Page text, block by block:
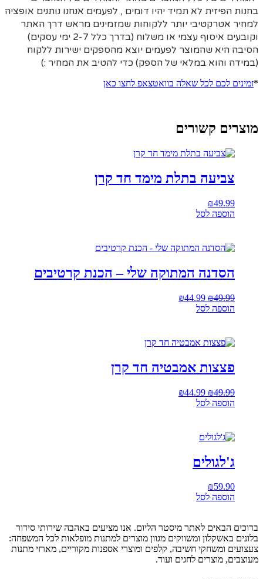
בחנות הפיזית לא תמיד יהיו דומים , לפעמים אנחנו נותנים אופציה
למחיר אטרקטיבי יותר ללקוחות שמזמינים מראש דרך האתר
וקובעים איסוף עצמי או משלוח (בדרך כלל 2-7 ימי עסקים)
הסיבה היא שהמוצר לפעמים יוצא מהספקים ישירות ללקוח
(במידה והוא במלאי של הספק) כדי להטיב את המחיר :)
*זמינים לכם לכל שאלה בוואטצאפ לחצו כאן
מוצרים קשורים
צביעה בתלת מימד חד קרן
₪49.99
הוספה לסל
הסדנה המתוקה שלי – הכנת קרטיבים
₪49.99
המחיר
המקורי
₪44.99
הוספה לסל
פצצות אמבטיה חד קרן
₪49.99
המחיר
המקורי
₪44.99
הוספה לסל
ג'לגולים
₪59.90
הוספה לסל
ברוכים הבאים לאתר מיסטר הליום. אנו מציעים באהבה שירותי סידור
בלונים באשקלון ומשווקים מגוון מוצרים למתנות מופלאות לכל המשפחה:
צעצועים ומשחקי חשיבה, קלפים ומוצרי אספנות מקוריים, מארזי מתנות
מעוצבים, מוצרים לחגים ועוד.